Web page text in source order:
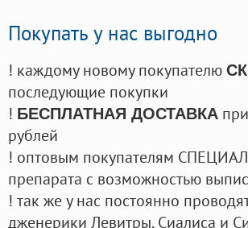
Покупать у нас выгодно
! каждому новому покупателю
последующие покупки
! БЕСПЛАТНАЯ ДОСТАВКА
рублей
! оптовым покупателям
препарата с возможностью
! так же у нас постоянно
дженерики Левитры, Сиалиса и